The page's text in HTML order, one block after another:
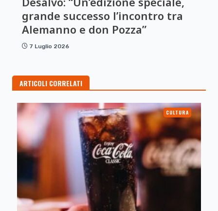
grande successo l’incontro tra
Alemanno e don Pozza”
7 Luglio 2026
ARTICOLI CORRELATI
CULTURA